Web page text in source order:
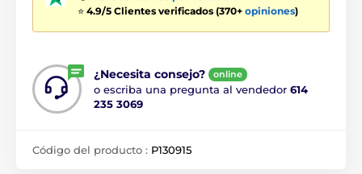
⭐ 4.9/5 Clientes verificados (370+ opiniones)
¿Necesita consejo? online
o escriba una pregunta al vendedor 614
235 3069
Código del producto : P130915